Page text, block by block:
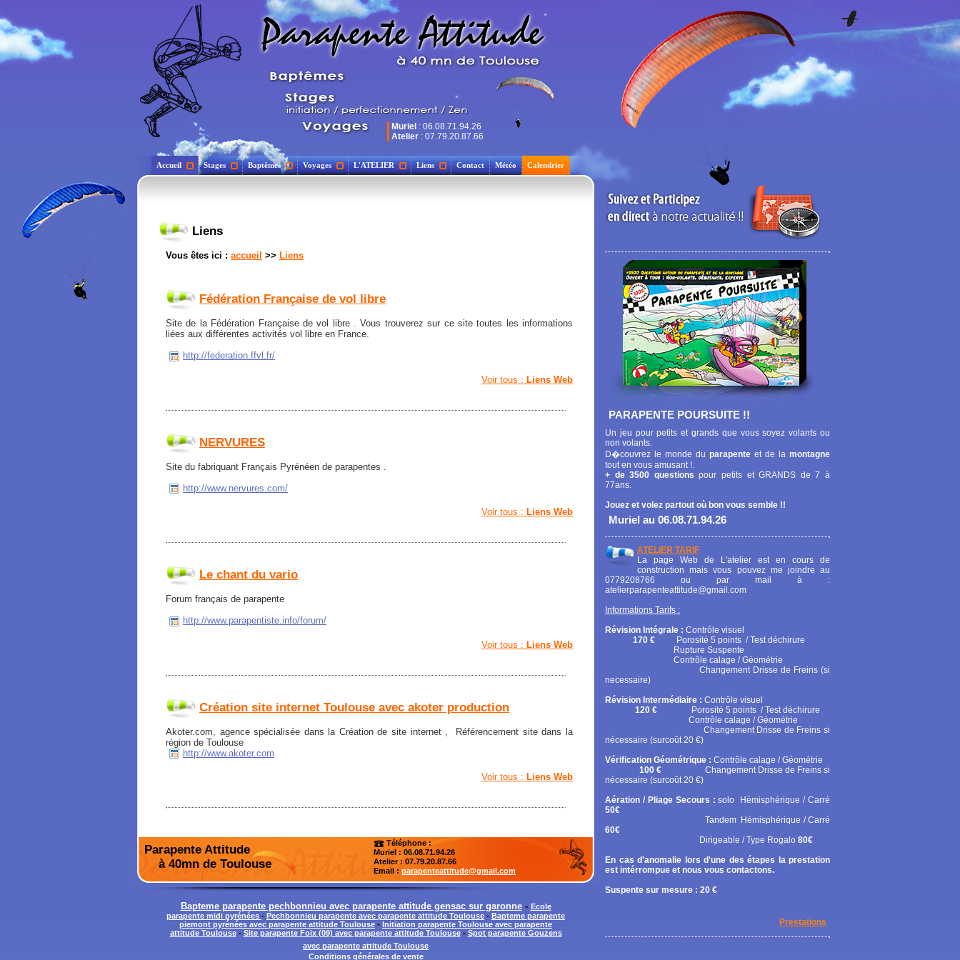
Muriel : 06.08.71.94.26
Atelier : 07.79.20.87.66
Accueil Stages Baptêmes Voyages L'ATELIER Liens Contact Météo Calendrier
Liens
Vous êtes ici : accueil >> Liens
Fédération Française de vol libre
Site de la Fédération Française de vol libre . Vous trouverez sur ce site toutes les informations
liées aux différentes activités vol libre en France.
http://federation.ffvl.fr/
Voir tous : Liens Web
NERVURES
Site du fabriquant Français Pyrénéen de parapentes .
http://www.nervures.com/
Voir tous : Liens Web
Le chant du vario
Forum français de parapente
http://www.parapentiste.info/forum/
Voir tous : Liens Web
Création site internet Toulouse avec akoter production
Akoter.com, agence spécialisée dans la Création de site internet , Référencement site dans la
région de Toulouse
http://www.akoter.com
Voir tous : Liens Web
Parapente Attitude
à 40mn de Toulouse
Téléphone :
Muriel : 06.08.71.94.26
Atelier: 07.79.20.87.66
Email : parapenteattitude@gmail.com
Bapteme parapente pechbonnieu avec parapente attitude gensac sur garonne- Ecole
parapente midi pyrénées - Pechbonnieu parapente avec parapente attitude Toulouse - Bapteme parapente
piemont pyrénées avec parapente attitude Toulouse - Initiation parapente Toulouse avec parapente
attitude Toulouse- Site parapente Foix (09) avec parapente attitude Toulouse- Spot parapente Gouzens
avec parapente attitude Toulouse
Conditions générales de vente
PARAPENTE POURSUITE !!
Un jeu pour petits et grands que vous soyez volants ou
non volants.
D�couvrez le monde du parapente et de la montagne
tout en vous amusant !.
+ de 3500 questions pour petits et GRANDS de 7 à
77ans.
Jouez et volez partout où bon vous semble !!
Muriel au 06.08.71.94.26
ATELIER TARIF
La page Web de L'atelier est en cours de
construction mais vous pouvez me joindre au
0779208766 ou par mail à :
atelierparapenteattitude@gmail.com
Informations Tarifs :
Révision Intégrale : Contrôle visuel
170 € Porosité 5 points / Test déchirure
Rupture Suspente
Contrôle calage / Géométrie
Changement Drisse de Freins (si
necessaire)
Révision Intermédiaire : Contrôle visuel
120 € Porosité 5 points / Test déchirure
Contrôle calage / Géométrie
Changement Drisse de Freins si
nécessaire (surcoût 20 €)
Vérification Géométrique : Contrôle calage / Géométrie
100 € Changement Drisse de Freins si
nécessaire (surcoût 20 €)
Aération / Pliage Secours :solo
Hémisphérique / Carré
50€
Tandem Hémisphérique / Carré
60€
Dirigeable / Type Rogalo 80€
En cas d'anomalie lors d'une des étapes la prestation
est intérrompue et nous vous contactons.
Suspente sur mesure : 20 €
Prestations